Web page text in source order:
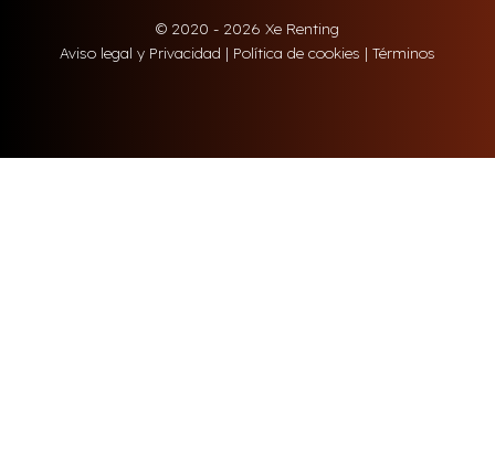
© 2020 - 2026 Xe Renting
Aviso legal y Privacidad | Política de cookies | Términos